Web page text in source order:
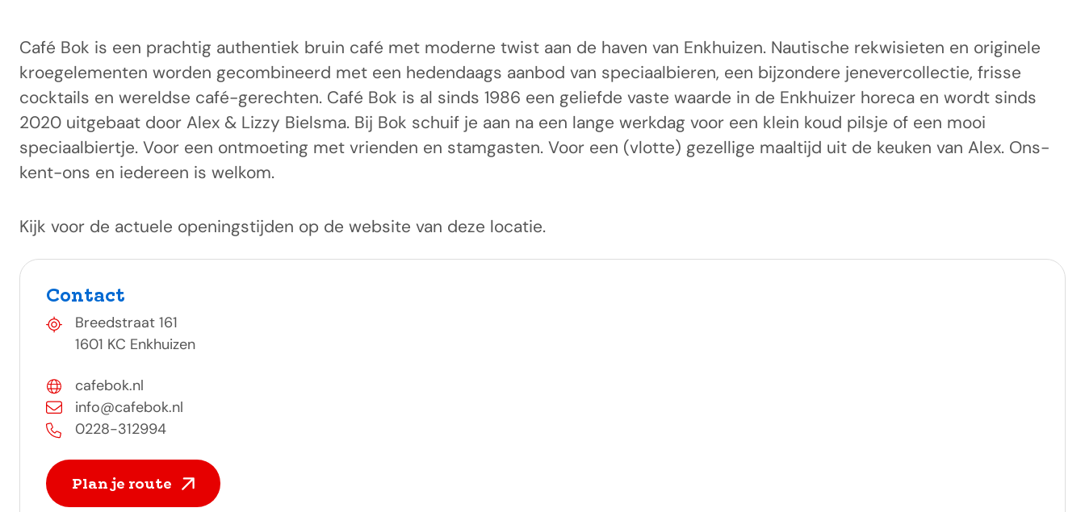
Café Bok is een prachtig authentiek bruin café met moderne twist aan de haven van Enkhuizen. Nautische rekwisieten en originele
kroegelementen worden gecombineerd met een hedendaags aanbod van speciaalbieren, een bijzondere jenevercollectie, frisse
cocktails en wereldse café-gerechten. Café Bok is al sinds 1986 een geliefde vaste waarde in de Enkhuizer horeca en wordt sinds
2020 uitgebaat door Alex & Lizzy Bielsma. Bij Bok schuif je aan na een lange werkdag voor een klein koud pilsje of een mooi
speciaalbiertje. Voor een ontmoeting met vrienden en stamgasten. Voor een (vlotte) gezellige maaltijd uit de keuken van Alex. Ons-
kent-ons en iedereen is welkom.
Kijk voor de actuele openingstijden op de website van deze locatie.
Contact
Breedstraat 161
1601 KC Enkhuizen
cafebok.nl
info@cafebok.nl
0228-312994
Plan je route